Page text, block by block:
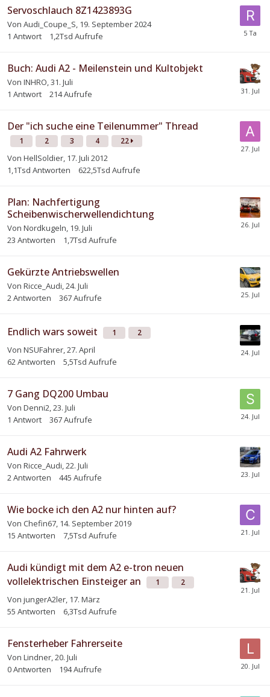
Servoschlauch 8Z1423893G
Von Audi_Coupe_S, 19. September 2024
1 Antwort 1,2Tsd Aufrufe
Buch: Audi A2 - Meilenstein und Kultobjekt
Von INHRO,31. Juli
1 Antwort 214Aufrufe
Der "ich suche eine Teilenummer" Thread
1 2 3 4 22
Von HellSoldier, 17. Juli 2012
1,1Tsd Antworten 622,5Tsd Aufrufe
Plan: Nachfertigung
Scheibenwischerwellendichtung
Von Nordkugeln, 19. Juli
23 Antworten 1,7Tsd Aufrufe
Gekürzte Antriebswellen
Von Ricce_Audi,24. Juli
2Antworten 367Aufrufe
Endlich wars soweit 1 2
Von NSUFahrer,27. April
62Antworten 5,5Tsd Aufrufe
7 Gang DQ200 Umbau
Von Denni2,23. Juli
1 Antwort 367Aufrufe
Audi A2 Fahrwerk
Von Ricce_Audi,22. Juli
2Antworten 445 Aufrufe
Wie bocke ich den A2 nur hinten auf?
Von Chefin67, 14. September 2019
15 Antworten 7,5Tsd Aufrufe
Audi kündigt mit dem A2 e-tron neuen
vollelektrischen Einsteiger an
1 2
Von jungerA2ler, 17. März
55 Antworten 6,3Tsd Aufrufe
Fensterheber Fahrerseite
Von Lindner,20. Juli
0Antworten 194Aufrufe